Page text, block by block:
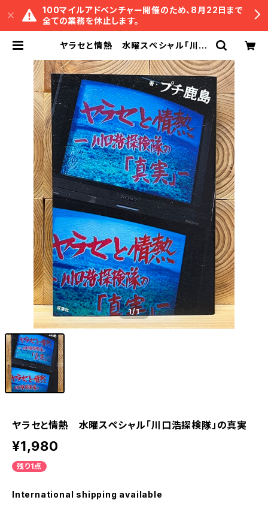
100マイルアドベンチャー開催のため、8月22日まで
全ての業務を休止します。
ヤラセと情熱 水曜スペシャル「川口
1/1
ヤラセと情熱 水曜スペシャル「川口浩探検隊」の真実
¥1,980
残り1点
International shipping available